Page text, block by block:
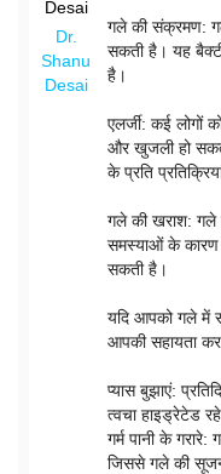
Dr.
Shanu
Desai
गले की संक्रमण:
सकती है। यह
है।
एलर्जी: कई लोगों
और खुजली हो
के प्रति
गले की खराश: गले
समस्याओं के कारण
सकती है।
यदि आपको गले में
आपकी सहायता
प्यास बुझाएं:
त्वचा हाइड्रेटेड
गर्म पानी के गरारे:
जिससे गले की